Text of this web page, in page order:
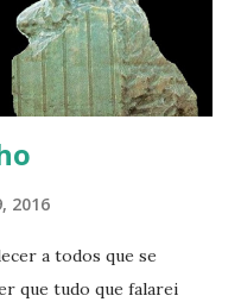
Alegria. Quem quer que
Harmonia. Há uma
2016
a todos que se
que tudo que falarei